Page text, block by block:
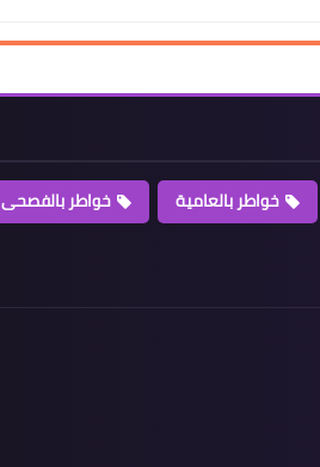
خواطر بالعامية خواطر بالفصحى